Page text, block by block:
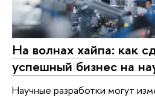
На волнах хайпа: как
успешный бизнес на
Научные разработки могут